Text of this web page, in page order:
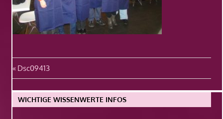
Beitragsnavigation
Vorheriger
Beitrag:
Dsc09413
WICHTIGE WISSENWERTE INFOS